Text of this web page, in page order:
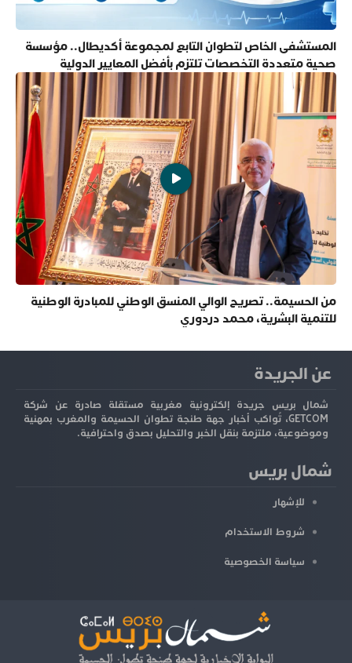
المستشفى الخاص لتطوان التابع لمجموعة أكديطال.. مؤسسة
صحية متعددة التخصصات تلتزم بأفضل المعايير الدولية
من الحسيمة.. تصريح الوالي المنسق الوطني للمبادرة الوطنية
للتنمية البشرية، محمد دردوري
عن الجريدة
شمال بريس جريدة إلكترونية مغربية مستقلة صادرة عن شركة
GETCOM، تُواكب أخبار جهة طنجة تطوان الحسيمة والمغرب بمهنية
وموضوعية، ملتزمة بنقل الخبر والتحليل بصدق واحترافية.
شمال بريس
للإشهار
شروط الاستخدام
سياسة الخصوصية